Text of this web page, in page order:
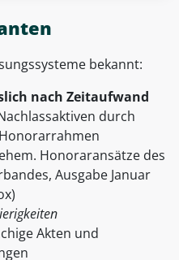
bekannt:
nach Zeitaufwand
durch
Honoraransätze des
Ausgabe Januar
Akten und